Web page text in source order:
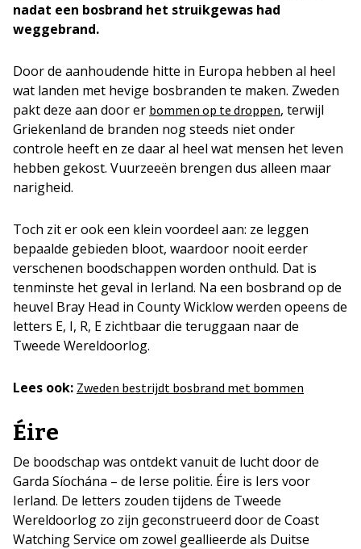
nadat een bosbrand het struikgewas had
weggebrand.
Door de aanhoudende hitte in Europa hebben al heel
wat landen met hevige bosbranden te maken. Zweden
pakt deze aan door er bommen op te droppen, terwijl
Griekenland de branden nog steeds niet onder
controle heeft en ze daar al heel wat mensen het leven
hebben gekost. Vuurzeeën brengen dus alleen maar
narigheid.
Toch zit er ook een klein voordeel aan: ze leggen
bepaalde gebieden bloot, waardoor nooit eerder
verschenen boodschappen worden onthuld. Dat is
tenminste het geval in Ierland. Na een bosbrand op de
heuvel Bray Head in County Wicklow werden opeens de
letters E, I, R, E zichtbaar die teruggaan naar de
Tweede Wereldoorlog.
Lees ook: Zweden bestrijdt bosbrand met bommen
Éire
De boodschap was ontdekt vanuit de lucht door de
Garda Síochána – de Ierse politie. Éire is Iers voor
Ierland. De letters zouden tijdens de Tweede
Wereldoorlog zo zijn geconstrueerd door de Coast
Watching Service om zowel geallieerde als Duitse